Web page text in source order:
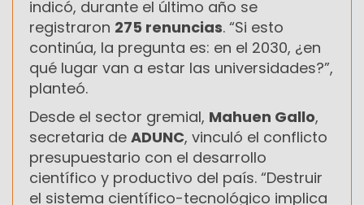
indicó, durante el último año se
registraron 275 renuncias. “Si esto
continúa, la pregunta es: en el 2030, ¿en
qué lugar van a estar las universidades?”,
planteó.
Desde el sector gremial, Mahuen Gallo,
secretaria de ADUNC, vinculó el conflicto
presupuestario con el desarrollo
científico y productivo del país. “Destruir
el sistema científico-tecnológico implica